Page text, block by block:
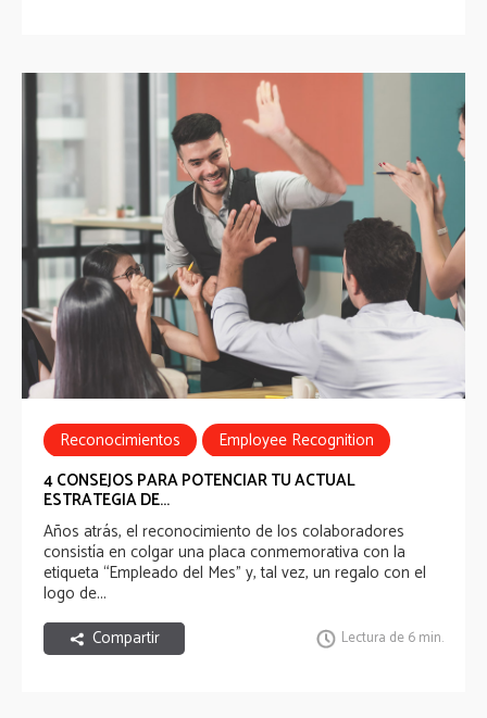
Reconocimientos
Employee Recognition
4 CONSEJOS PARA POTENCIAR TU ACTUAL
ESTRATEGIA DE...
Años atrás, el reconocimiento de los colaboradores
consistía en colgar una placa conmemorativa con la
etiqueta “Empleado del Mes” y, tal vez, un regalo con el
logo de...
Compartir
Lectura de 6 min.